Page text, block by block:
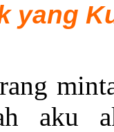
yang
aku